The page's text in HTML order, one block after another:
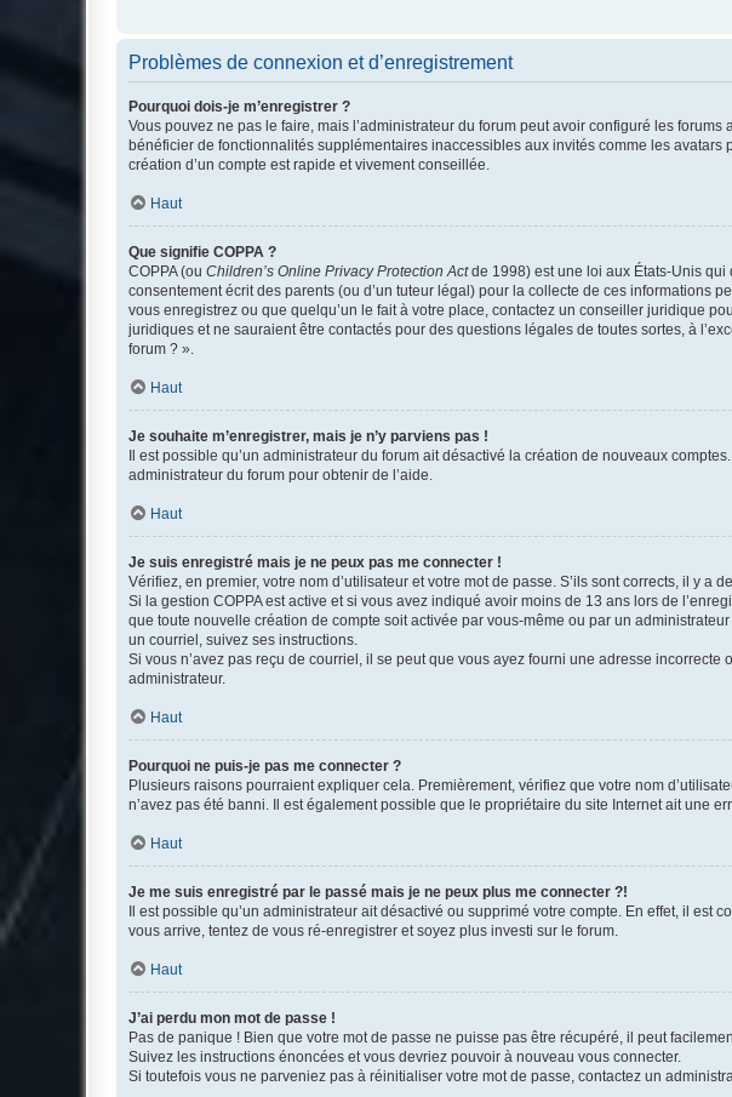
Problèmes de connexion et d’enregistrement
Pourquoi dois-je m’enregistrer ?
Vous pouvez ne pas le faire, mais l’administrateur du forum peut avoir configuré les
bénéficier de fonctionnalités supplémentaires inaccessibles aux invités comme les
création d’un compte est rapide et vivement conseillée.
Haut
Que signifie COPPA ?
COPPA (ou Children’s Online Privacy Protection Actde 1998) est une loi aux États-Unis qui
consentement écrit des parents (ou d’un tuteur légal) pour la collecte de ces informations
vous enregistrez ou que quelqu’un le fait à votre place, contactez un conseiller juridique
juridiques et ne sauraient être contactés pour des questions légales de toutes sortes, à
forum ? ».
Haut
Je souhaite m’enregistrer, mais je n’y parviens pas !
Il est possible qu’un administrateur du forum ait désactivé la création de nouveaux
administrateur du forum pour obtenir de l’aide.
Haut
Je suis enregistré mais je ne peux pas me connecter !
Vérifiez, en premier, votre nom d’utilisateur et votre mot de passe. S’ils sont corrects, il y a
Si la gestion COPPA est active et si vous avez indiqué avoir moins de 13 ans lors de
que toute nouvelle création de compte soit activée par vous-même ou par un
un courriel, suivez ses instructions.
Si vous n’avez pas reçu de courriel, il se peut que vous ayez fourni une adresse
administrateur.
Haut
Pourquoi ne puis-je pas me connecter ?
Plusieurs raisons pourraient expliquer cela. Premièrement, vérifiez que votre nom
n’avez pas été banni. Il est également possible que le propriétaire du site Internet ait une
Haut
Je me suis enregistré par le passé mais je ne peux plus me connecter ?!
Il est possible qu’un administrateur ait désactivé ou supprimé votre compte. En effet, il
vous arrive, tentez de vous ré-enregistrer et soyez plus investi sur le forum.
Haut
J’ai perdu mon mot de passe !
Pas de panique ! Bien que votre mot de passe ne puisse pas être récupéré, il peut
Suivez les instructions énoncées et vous devriez pouvoir à nouveau vous connecter.
Si toutefois vous ne parveniez pas à réinitialiser votre mot de passe, contactez un